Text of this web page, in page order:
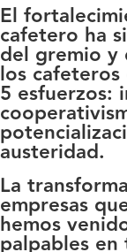
El
cafetero ha
del gremio y
los
5 esfuerzos:
austeridad.
La
empresas
hemos
palpables